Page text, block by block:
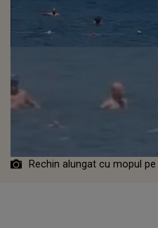
Rechin alungat cu mopul